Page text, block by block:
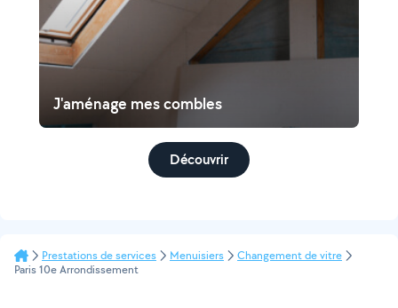
J'aménage mes combles
Découvrir
Prestations de services Menuisiers
Changement de vitre
Paris 10e Arrondissement